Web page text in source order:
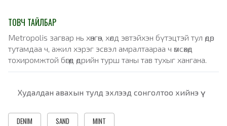
ТОВЧ ТАЙЛБАР
Metropolis загвар нь хөнгөн, хөлд эвтэйхэн бүтэцтэй тул өдөр
тутамдаа ч, ажил хэрэг эсвэл амралтаараа ч өмсөхөд
тохиромжтой бөгөөд өдрийн турш таны тав тухыг хангана.
Худалдан авахын тулд эхлээд сонголтоо хийнэ үү
DENIM SAND MINT